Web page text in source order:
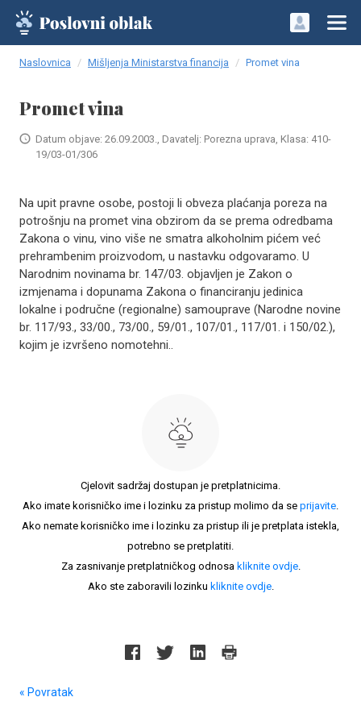
Naslovnica Mišljenja Ministarstva financija Promet vina
Promet vina
Datum objave: 26.09.2003., Davatelj: Porezna uprava, Klasa: 410-
19/03-01/306
Na upit pravne osobe, postoji li obveza plaćanja poreza na
potrošnju na promet vina obzirom da se prema odredbama
Zakona o vinu, vino više ne smatra alkoholnim pićem već
prehrambenim proizvodom, u nastavku odgovaramo. U
Narodnim novinama br. 147/03. objavljen je Zakon o
izmjenama i dopunama Zakona o financiranju jedinica
lokalne i područne (regionalne) samouprave (Narodne novine
br. 117/93., 33/00., 73/00., 59/01., 107/01., 117/01. i 150/02.),
kojim je izvršeno nomotehni..
Cjelovit sadržaj dostupan je pretplatnicima.
Ako imate korisničko ime i lozinku za pristup molimo da se prijavite.
Ako nemate korisničko ime i lozinku za pristup ili je pretplata istekla,
potrebno se pretplatiti.
Za zasnivanje pretplatničkog odnosa kliknite ovdje.
Ako ste zaboravili lozinku kliknite ovdje.
« Povratak